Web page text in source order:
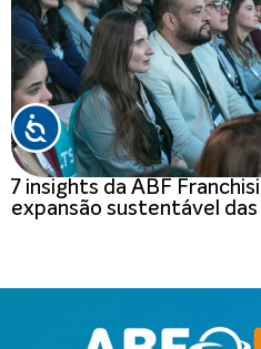
7 insights da ABF
expansão sustentável